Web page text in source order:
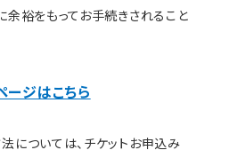
余裕をもってお手続きされること
ジはこちら
については、チケットお申込み